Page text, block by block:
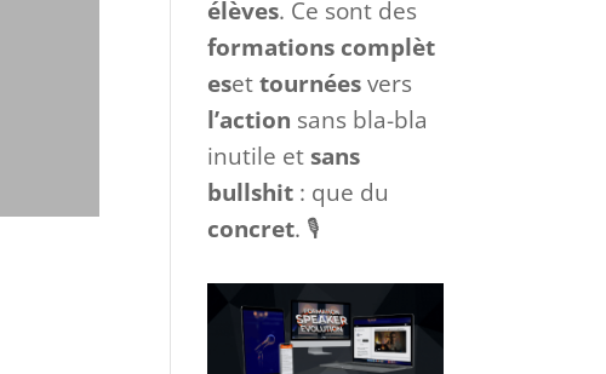
élèves. Ce sont des
formations complèt
esettournéesvers
l’action sans bla-bla
inutile et sans
bullshit : que du
concret. 🎙